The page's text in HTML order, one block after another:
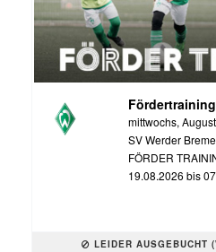
mittwochs,
SV Werder
FÖRDER
19.08.2026 bis
LEIDER AUSGEBUCHT